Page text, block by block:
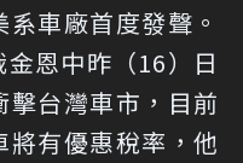
車廠首度發聲。
金恩中昨（16）日
台灣車市，目前
有優惠稅率，他